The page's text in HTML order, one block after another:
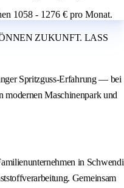
1058 - 1276 € pro Monat.
ZUKUNFT. LASS
Spritzguss-Erfahrung — bei
modernen Maschinenpark und
in Schwendi
Gemeinsam